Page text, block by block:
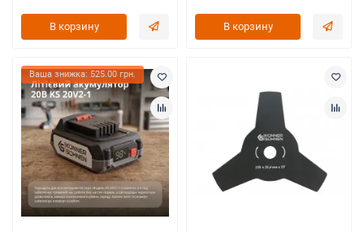
В корзину В корзину
Ваша знижка: 525.00 грн.